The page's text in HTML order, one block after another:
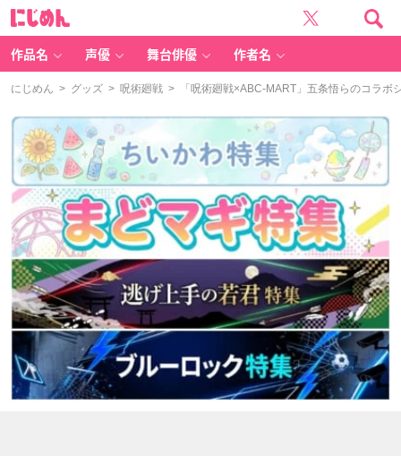
作品名 声優 舞台俳優 作者名
にじめん > グッズ > 呪術廻戦 > 「呪術廻戦×ABC-MART」五条悟らのコラボ